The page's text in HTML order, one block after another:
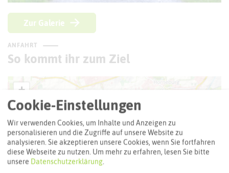
Zur Galerie
ANFAHRT
So kommt ihr zum Ziel
+
−
Cookie-Einstellungen
Wir verwenden Cookies, um Inhalte und Anzeigen zu
personalisieren und die Zugriffe auf unsere Website zu
analysieren. Sie akzeptieren unsere Cookies, wenn Sie fortfahren
diese Webseite zu nutzen. Um mehr zu erfahren, lesen Sie bitte
unsere Datenschutzerklärung.